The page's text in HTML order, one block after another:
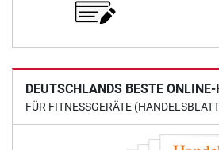
DEUTSCHLANDS BESTE
FÜR FITNESSGERÄTE